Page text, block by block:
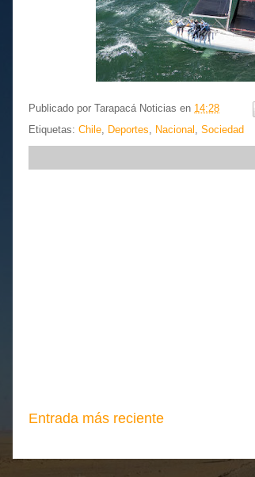
Publicado por Tarapacá Noticias en 14:28
Etiquetas: Chile Deportes Nacional Sociedad
Entrada más reciente